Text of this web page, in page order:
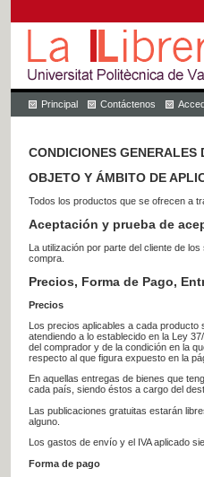
Principal Contáctenos
CONDICIONES GENERALES
OBJETO Y ÁMBITO DE
Todos los productos que se ofrecen a
Aceptación y prueba de
La utilización por parte del cliente de
compra.
Precios, Forma de Pago,
Precios
Los precios aplicables a cada producto
atendiendo a lo establecido en la Ley
del comprador y de la condición en la
respecto al que figura expuesto en la
En aquellas entregas de bienes que
cada país, siendo éstos a cargo del
Las publicaciones gratuitas estarán
alguno.
Los gastos de envío y el IVA aplicado
Forma de pago